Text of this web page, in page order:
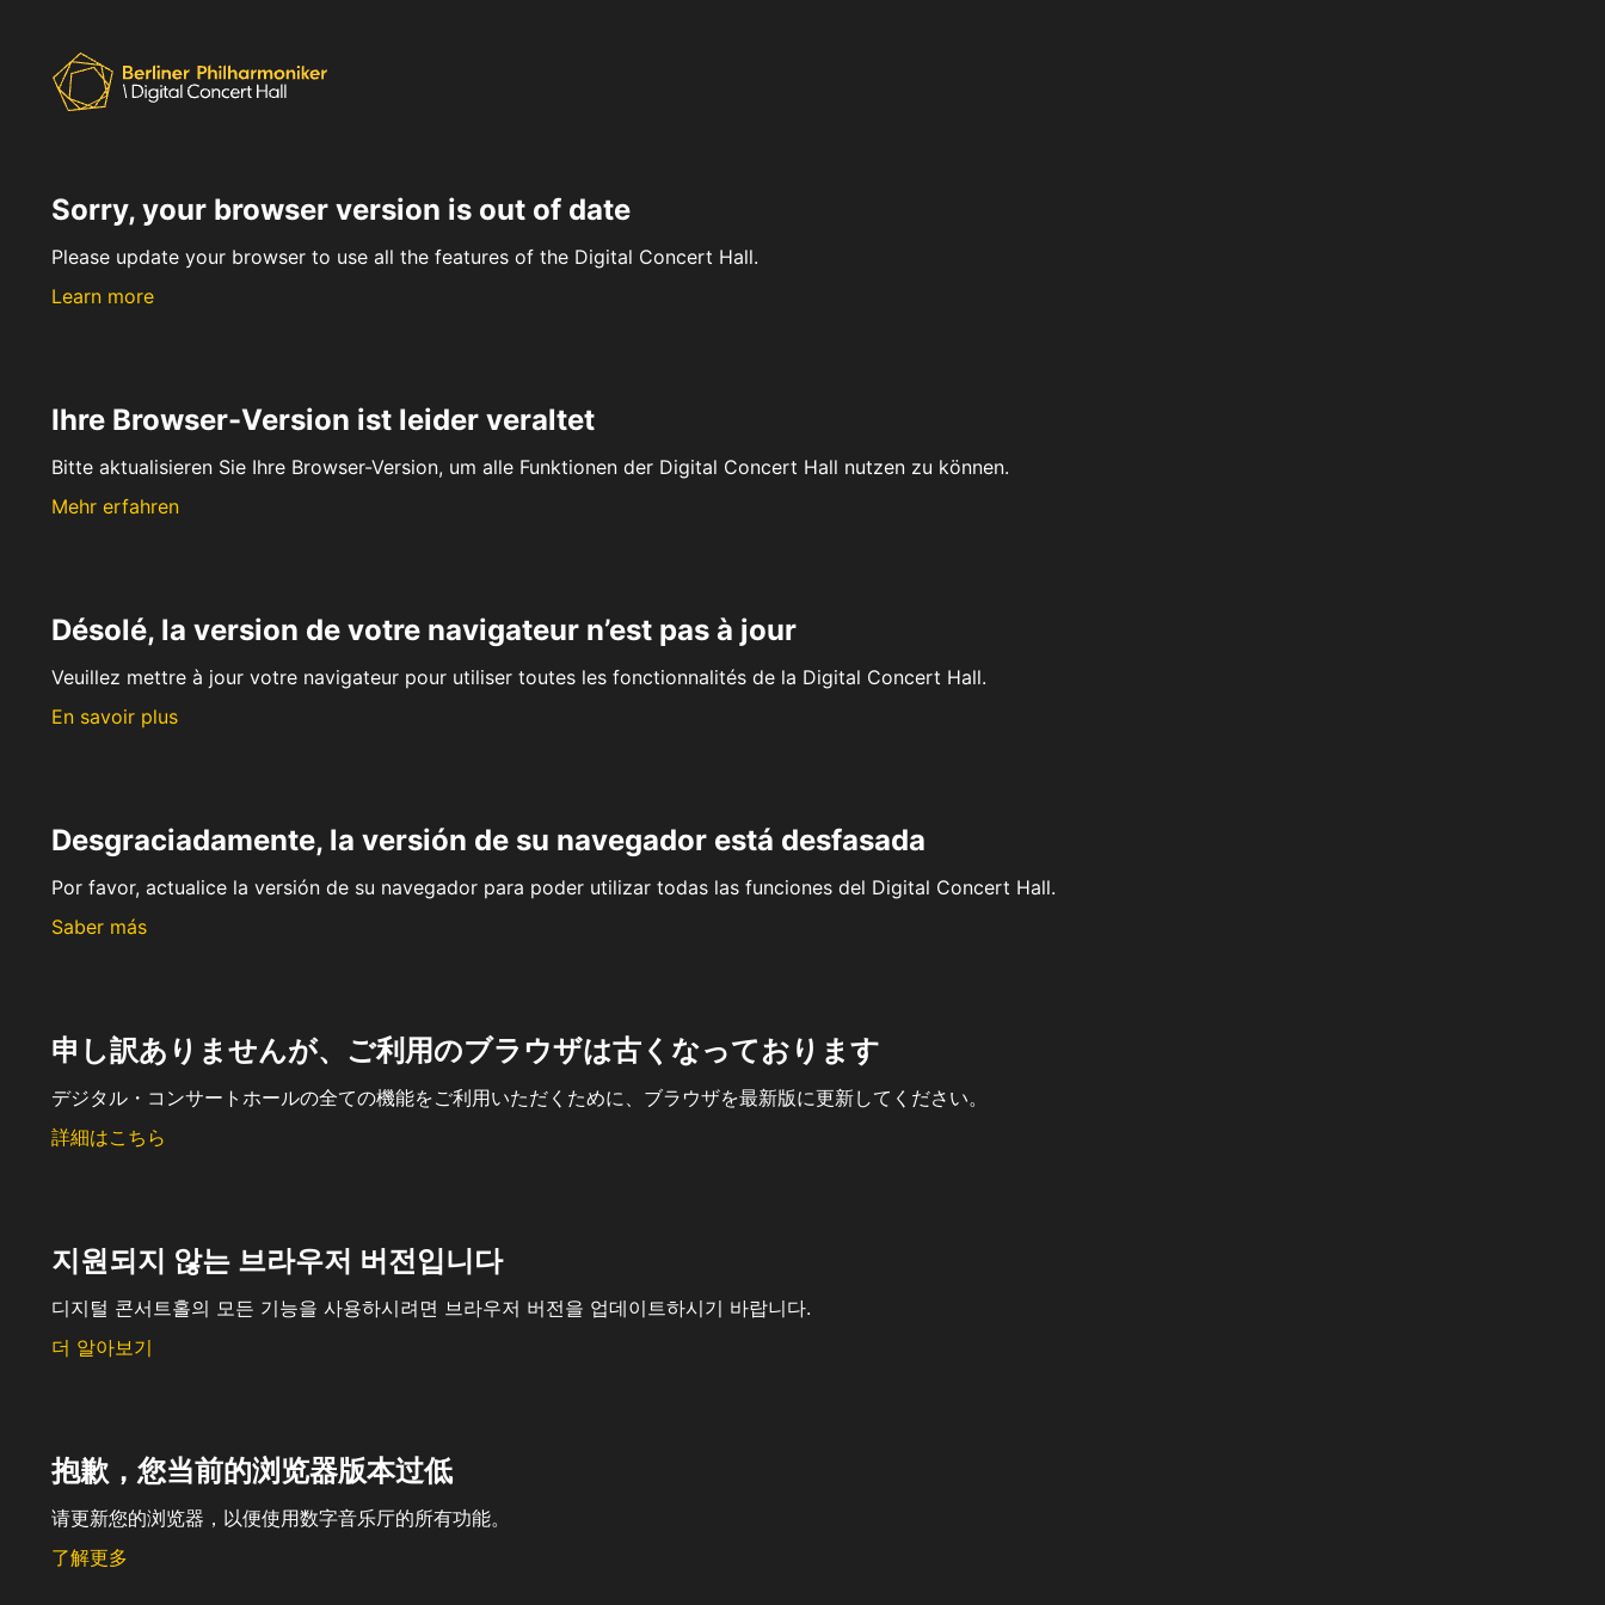
Sorry, your browser version is out of date
Please update your browser to use all the features of the Digital Concert Hall.
Learn more
Ihre Browser-Version ist leider veraltet
Bitte aktualisieren Sie Ihre Browser-Version, um alle Funktionen der Digital Concert Hall nutzen zu können.
Mehr erfahren
Désolé, la version de votre navigateur n’est pas à jour
Veuillez mettre à jour votre navigateur pour utiliser toutes les fonctionnalités de la Digital Concert Hall.
En savoir plus
Desgraciadamente, la versión de su navegador está desfasada
Por favor, actualice la versión de su navegador para poder utilizar todas las funciones del Digital Concert Hall.
Saber más
申し訳ありませんが、ご利用のブラウザは古くなっております
デジタル・コンサートホールの全ての機能をご利用いただくために、ブラウザを最新版に更新してください。
詳細はこちら
지원되지 않는 브라우저 버전입니다
디지털 콘서트홀의 모든 기능을 사용하시려면 브라우저 버전을 업데이트하시기 바랍니다.
더 알아보기
抱歉，您当前的浏览器版本过低
请更新您的浏览器，以便使用数字音乐厅的所有功能。
了解更多